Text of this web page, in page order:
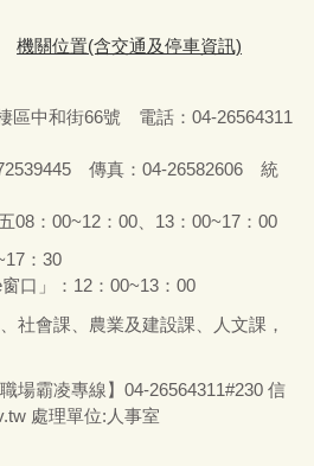
機關位置(含交通及停車資訊)
區中和街66號 電話：04-26564311
傳真：04-26582606 統
08：00~12：00、13：00~17：00
：30
口」：12：00~13：00
社會課、農業及建設課、人文課，
場霸凌專線】04-26564311#230 信
處理單位:人事室